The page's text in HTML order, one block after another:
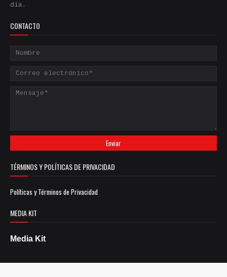
día.
CONTACTO
TÉRMINOS Y POLÍTICAS DE PRIVACIDAD
Políticas y Términos de Privacidad
MEDIA KIT
Media Kit